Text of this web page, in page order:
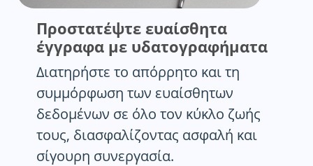
Προστατέψτε ευαίσθητα
έγγραφα με υδατογραφήματα
Διατηρήστε το απόρρητο και τη
συμμόρφωση των ευαίσθητων
δεδομένων σε όλο τον κύκλο ζωής
τους, διασφαλίζοντας ασφαλή και
σίγουρη συνεργασία.